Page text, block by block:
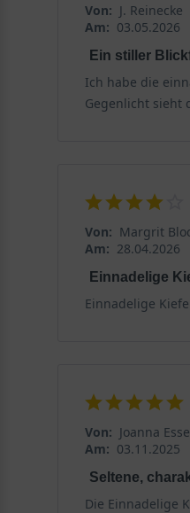
Von: J. Reinecke
Am: 03.05.2026
Ein stiller
Ich habe die
Gegenlicht sieht
Von: Margrit
Am: 28.04.2026
Einnadelige
Einnadelige
Von: Joanna
Am: 03.11.2025
Seltene,
Die Einnadelige